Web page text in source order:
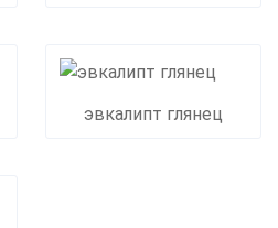
эвкалипт глянец